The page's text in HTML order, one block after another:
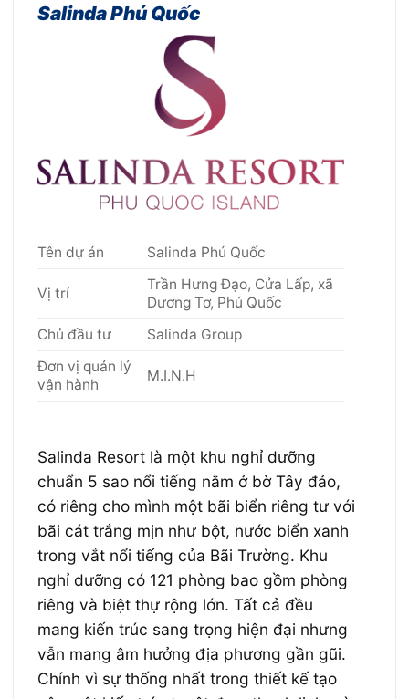
Salinda Phú Quốc
Tên dự án Salinda Phú Quốc
Vị trí
Trần Hưng Đạo, Cửa Lấp, xã
Dương Tơ, Phú Quốc
Chủ đầu tư
Salinda Group
Đơn vị quản lý
vận hành
M.I.N.H
Salinda Resort là một khu nghỉ dưỡng
chuẩn 5 sao nổi tiếng nằm ở bờ Tây đảo,
có riêng cho mình một bãi biển riêng tư với
bãi cát trắng mịn như bột, nước biển xanh
trong vắt nổi tiếng của Bãi Trường. Khu
nghỉ dưỡng có 121 phòng bao gồm phòng
riêng và biệt thự rộng lớn. Tất cả đều
mang kiến trúc sang trọng hiện đại nhưng
vẫn mang âm hưởng địa phương gần gũi.
Chính vì sự thống nhất trong thiết kế tạo